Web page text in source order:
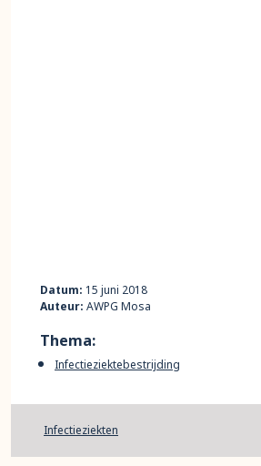
Datum: 15 juni 2018
Auteur: AWPG Mosa
Thema:
Infectieziektebestrijding
Infectieziekten